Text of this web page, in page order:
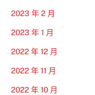
2023 年 2 月
2023 年 1 月
2022 年 12 月
2022 年 11 月
2022 年 10 月